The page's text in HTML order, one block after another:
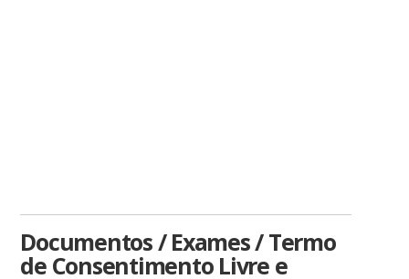
Documentos / Exames / Termo
de Consentimento Livre e